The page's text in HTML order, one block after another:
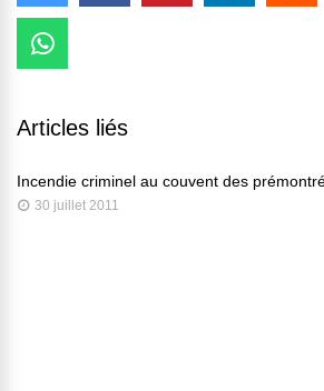
Articles liés
Incendie criminel au couvent des
30 juillet 2011